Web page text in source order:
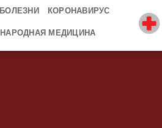
БОЛЕЗНИ КОРОНАВИРУС
НАРОДНАЯ МЕДИЦИНА